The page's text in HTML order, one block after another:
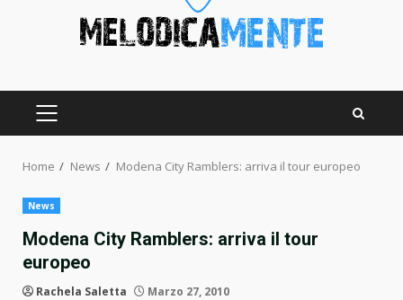
PRIMARY
Home News Modena City Ramblers: arriva il tour europeo
News
Modena City Ramblers: arriva il tour
europeo
Rachela Saletta Marzo 27, 2010